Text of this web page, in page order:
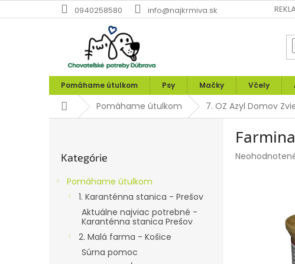
na
0940258580 info@najkrmiva.sk
Pomáhame útulkom Psy Mačky Včely
DomovPomáhame útulkom 7. OZ Azyl Domov
kategórie
Kategórie
Pomáhame útulkom
1. Karanténna stanica - Prešov
Aktuálne najviac potrebné -
Karanténna stanica Prešov
2. Malá farma - Košice
Súrna pomoc
Priemerné